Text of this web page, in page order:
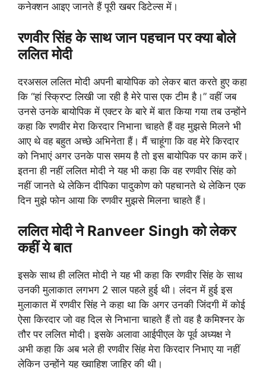
कनेक्शन आइए जानते हैं पूरी खबर डिटेल्स में।
रणवीर सिंह के साथ जान पहचान पर क्या बोले
ललित मोदी
दरअसल ललित मोदी अपनी बायोपिक को लेकर बात करते हुए कहा
कि “हां स्क्रिप्ट लिखी जा रही है मेरे पास एक टीम है।” वहीं जब
उनसे उनके बायोपिक में एक्टर के बारे में बात किया गया तब उन्होंने
कहा कि रणवीर मेरा किरदार निभाना चाहते हैं वह मुझसे मिलने भी
आए थे वह बहुत अच्छे अभिनेता हैं। मैं चाहूंगा कि वह मेरे किरदार
को निभाएं अगर उनके पास समय है तो इस बायोपिक पर काम करें।
इतना ही नहीं ललित मोदी ने यह भी कहा कि वह रणवीर सिंह को
नहीं जानते थे लेकिन दीपिका पादुकोण को पहचानते थे लेकिन एक
दिन मुझे फोन आया कि रणवीर मुझसे मिलना चाहते हैं।
ललित मोदी ने Ranveer Singh को लेकर
कहीं ये बात
इसके साथ ही ललित मोदी ने यह भी कहा कि रणवीर सिंह के साथ
उनकी मुलाकात लगभग 2 साल पहले हुई थी। लंदन में हुई इस
मुलाकात में रणवीर सिंह ने कहा था कि अगर उनकी जिंदगी में कोई
ऐसा किरदार जो वह दिल से निभाना चाहते हैं तो वह है कमिश्नर के
तौर पर ललित मोदी। इसके अलावा आईपीएल के पूर्व अध्यक्ष ने
अभी कहा कि अब भले ही रणवीर सिंह मेरा किरदार निभाए या नहीं
लेकिन उन्होंने यह ख्वाहिश जाहिर की थी।